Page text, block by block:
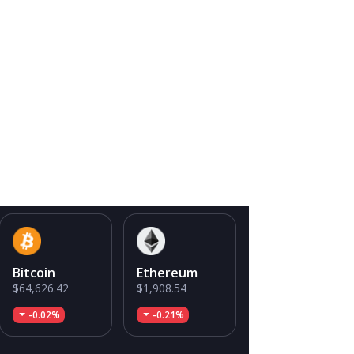
Bitcoin
$64,626.42
-0.02%
Ethereum
$1,908.54
-0.21%